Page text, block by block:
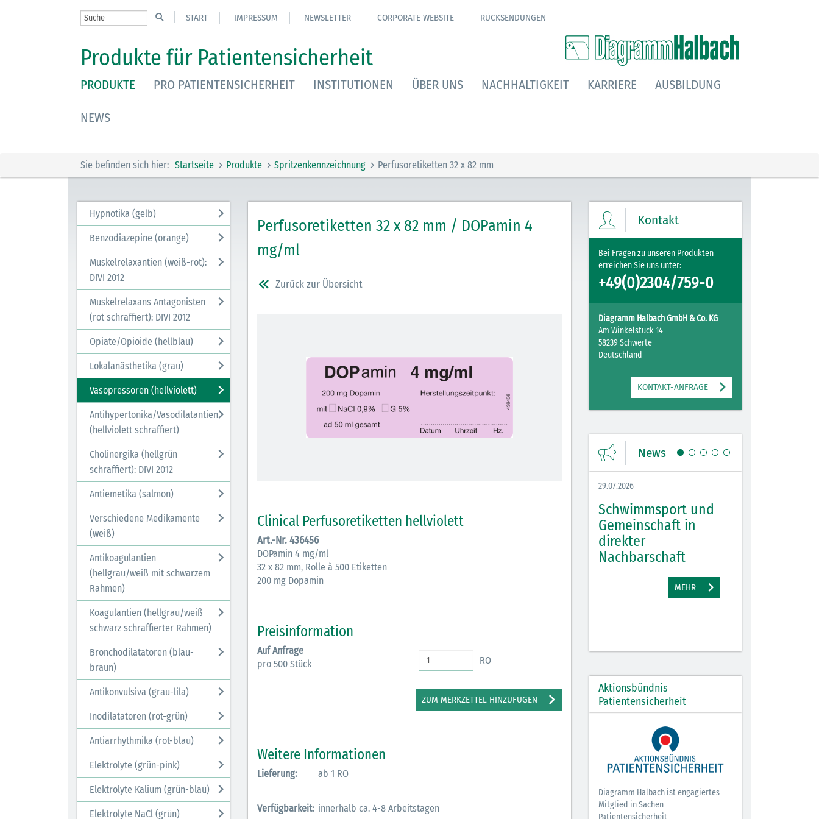
START IMPRESSUM NEWSLETTER CORPORATE WEBSITE RÜCKSENDUNGEN
Produkte für Patientensicherheit
PRODUKTE PRO PATIENTENSICHERHEIT INSTITUTIONEN ÜBER UNS NACHHALTIGKEIT KARRIERE AUSBILDUNG
NEWS
Sie befinden sich hier: Startseite Produkte Spritzenkennzeichnung Perfusoretiketten 32 x 82 mm
Hypnotika (gelb)
Benzodiazepine (orange)
Muskelrelaxantien (weiß-rot):
DIVI 2012
Muskelrelaxans Antagonisten
(rot schraffiert): DIVI 2012
Opiate/Opioide (hellblau)
Lokalanästhetika (grau)
Vasopressoren (hellviolett)
Antihypertonika/Vasodilatantien
(hellviolett schraffiert)
Cholinergika (hellgrün
schraffiert): DIVI 2012
Antiemetika (salmon)
Verschiedene Medikamente
(weiß)
Antikoagulantien
(hellgrau/weiß mit schwarzem
Rahmen)
Koagulantien (hellgrau/weiß
schwarz schraffierter Rahmen)
Bronchodilatatoren (blau-
braun)
Antikonvulsiva (grau-lila)
Inodilatatoren (rot-grün)
Antiarrhythmika (rot-blau)
Elektrolyte (grün-pink)
Elektrolyte Kalium (grün-blau)
Elektrolyte NaCl (grün)
Perfusoretiketten 32 x 82 mm / DOPamin 4
mg/ml
Zurück zur Übersicht
Clinical Perfusoretiketten hellviolett
Art.-Nr. 436456
DOPamin 4 mg/ml
32 x 82 mm, Rolle à 500 Etiketten
200 mg Dopamin
Preisinformation
Auf Anfrage
pro 500 Stück
RO
ZUM MERKZETTEL HINZUFÜGEN
Weitere Informationen
Lieferung: ab 1 RO
Verfügbarkeit: innerhalb ca. 4-8 Arbeitstagen
Kontakt
Bei Fragen zu unseren Produkten
erreichen Sie uns unter:
+49(0)2304/759-0
Diagramm Halbach GmbH & Co. KG
Am Winkelstück 14
58239 Schwerte
Deutschland
KONTAKT-ANFRAGE
News
29.07.2026
Schwimmsport und
Gemeinschaft in
direkter
Nachbarschaft
MEHR
Aktionsbündnis
Patientensicherheit
Diagramm Halbach ist engagiertes
Mitglied in Sachen
Patientensicherheit